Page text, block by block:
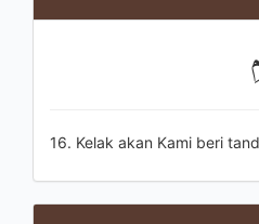
16. Kelak akan Kami beri